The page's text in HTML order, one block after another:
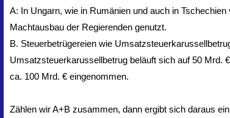
A: In Ungarn, wie in Rumänien und auch in
Machtausbau der Regierenden genutzt.
B. Steuerbetrügereien wie
Umsatzsteuerkarussellbetrug beläuft sich auf 50 Mrd.
ca. 100 Mrd. € eingenommen.
Zählen wir A+B zusammen, dann ergibt sich daraus